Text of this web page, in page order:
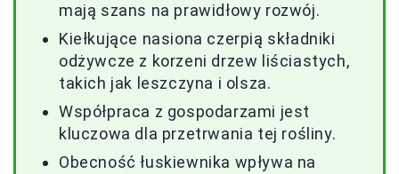
mają szans na prawidłowy rozwój.
Kiełkujące nasiona czerpią składniki
odżywcze z korzeni drzew liściastych,
takich jak leszczyna i olsza.
Współpraca z gospodarzami jest
kluczowa dla przetrwania tej rośliny.
Obecność łuskiewnika wpływa na